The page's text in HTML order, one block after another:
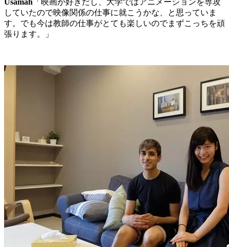
Usamah 「映画が好きだし、大学ではアニメーションを専攻
していたので映像関係の仕事に就こうかな、と思っていま
す。でも今は教師の仕事がとても楽しいのでまずこっちを頑
張ります。」